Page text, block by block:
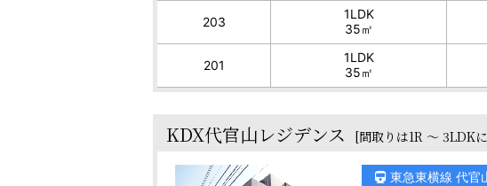
203
1LDK
35㎡
201
1LDK
35㎡
KDX代官山レジデンス [間取りは1R ～ 3LDK
東急東横線 代官